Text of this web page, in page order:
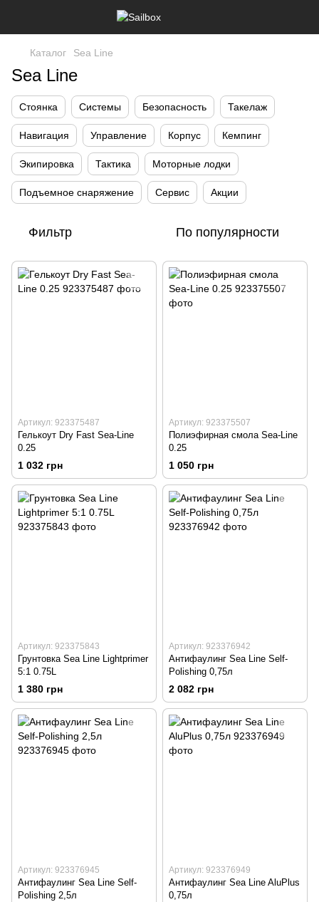
Каталог Sea Line
Sea Line
Стоянка Системы Безопасность Такелаж
Навигация Управление Корпус Кемпинг
Экипировка Тактика Моторные лодки
Подъемное снаряжение Сервис Акции
Фильтр По популярности
Артикул: 923375487
Гелькоут Dry Fast Sea-Line
0.25
1 032 грн
Артикул: 923375507
Полиэфирная смола Sea-Line
0.25
1 050 грн
Артикул: 923375843
Грунтовка Sea Line Lightprimer
5:1 0.75L
1 380 грн
Артикул: 923376942
Антифаулинг Sea Line Self-
Polishing 0,75л
2 082 грн
Артикул: 923376945
Антифаулинг Sea Line Self-
Polishing 2,5л
Артикул: 923376949
Антифаулинг Sea Line AluPlus
0,75л